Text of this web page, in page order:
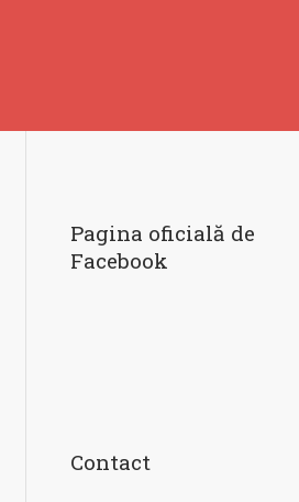
Pagina oficială de
Facebook
Contact